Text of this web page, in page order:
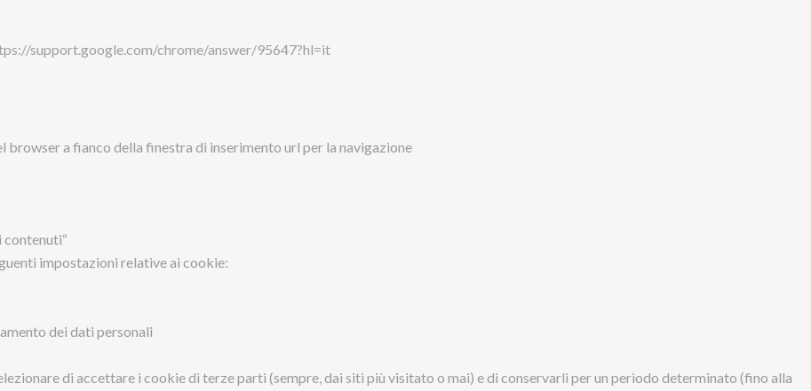
support.google.com/chrome/answer/95647?hl=it
browser a fianco della finestra di inserimento url per la navigazione
contenuti“
impostazioni relative ai cookie:
dei dati personali
di accettare i cookie di terze parti (sempre, dai siti più visitato o mai) e di conservarli per un periodo determinato (fino alla